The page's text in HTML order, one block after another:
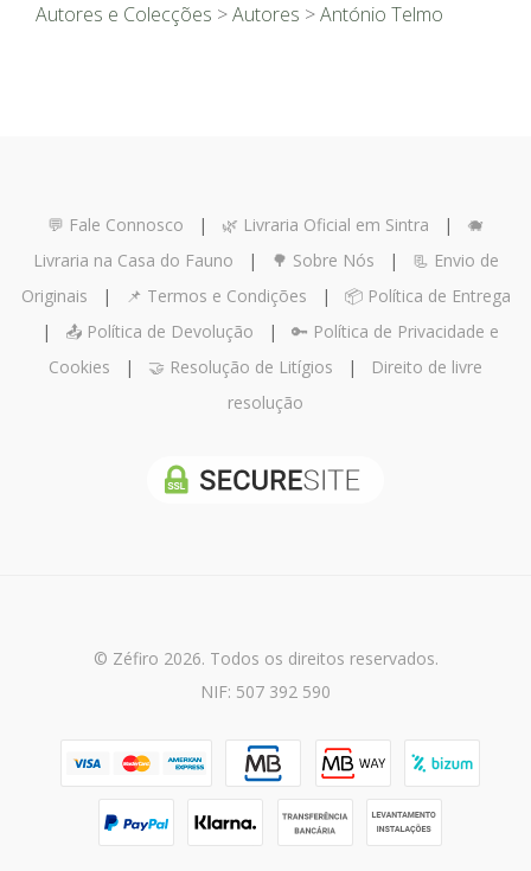
Autores e Colecções >Autores >António Telmo
💬 Fale Connosco | 🌿 Livraria Oficial em Sintra | 🐗
Livraria na Casa do Fauno | 🌳 Sobre Nós | 📃 Envio de
Originais | 📌 Termos e Condições | 📦 Política de Entrega
| 📤 Política de Devolução | 🔑 Política de Privacidade e
Cookies | 🤝 Resolução de Litígios |
Direito de livre
resolução
© Zéfiro 2026. Todos os direitos reservados.
NIF: 507 392 590